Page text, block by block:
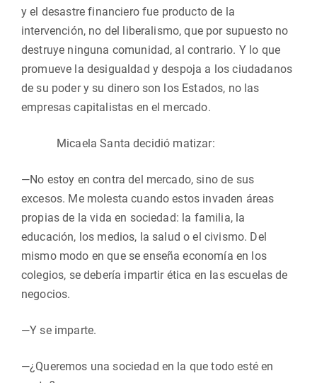
y el desastre financiero fue producto de la
intervención, no del liberalismo, que por supuesto no
destruye ninguna comunidad, al contrario. Y lo que
promueve la desigualdad y despoja a los ciudadanos
de su poder y su dinero son los Estados, no las
empresas capitalistas en el mercado.
Micaela Santa decidió matizar:
—No estoy en contra del mercado, sino de sus
excesos. Me molesta cuando estos invaden áreas
propias de la vida en sociedad: la familia, la
educación, los medios, la salud o el civismo. Del
mismo modo en que se enseña economía en los
colegios, se debería impartir ética en las escuelas de
negocios.
—Y se imparte.
—¿Queremos una sociedad en la que todo esté en